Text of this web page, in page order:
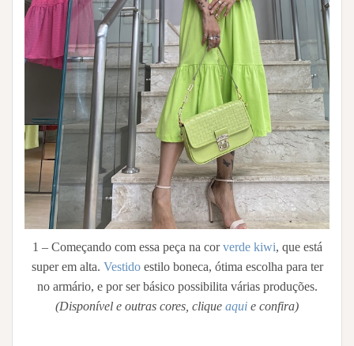
1 – Começando com essa peça na corverde kiwi, que está
super em alta. Vestidoestilo boneca, ótima escolha para ter
no armário, e por ser básico possibilita várias produções.
(Disponível e outras cores, clique aqui e confira)